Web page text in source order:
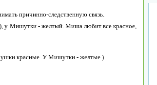
причинно-следственную связь.
у Мишутки - желтый. Миша любит все красное,
красные. У Мишутки - желтые.)